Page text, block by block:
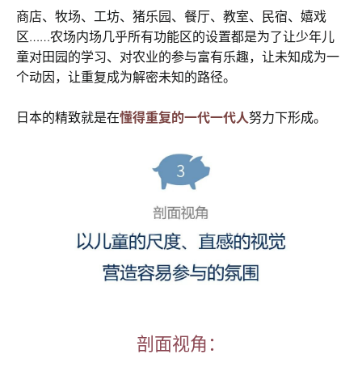
商店、牧场、工坊、猪乐园、餐厅、教室、民宿、嬉戏
区……农场内场几乎所有功能区的设置都是为了让少年儿
童对田园的学习、对农业的参与富有乐趣，让未知成为一
个动因，让重复成为解密未知的路径。
日本的精致就是在懂得重复的一代一代人努力下形成。
剖面视角：